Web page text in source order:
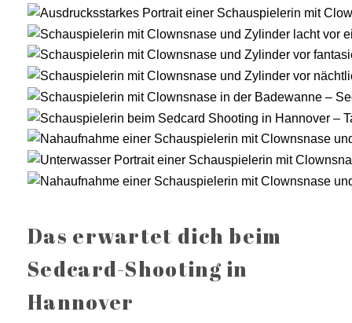
Das erwartet dich beim
Sedcard-Shooting in
Hannover